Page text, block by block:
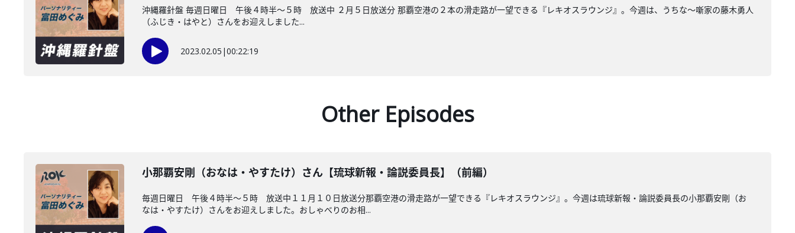
沖縄羅針盤 毎週日曜日 午後４時半～５時 放送中 ２月５日放送分 那覇空港の２本の滑走路が一望できる『レキオスラウンジ』。今週は、うちな～噺家の藤木勇人
（ふじき・はやと）さんをお迎えしました...
2023.02.05 |00:22:19
Other Episodes
小那覇安剛（おなは・やすたけ）さん【琉球新報・論説委員長】（前編）
毎週日曜日 午後４時半～５時 放送中１１月１０日放送分那覇空港の滑走路が一望できる『レキオスラウンジ』。今週は琉球新報・論説委員長の小那覇安剛（お
なは・やすたけ）さんをお迎えしました。おしゃべりのお相...